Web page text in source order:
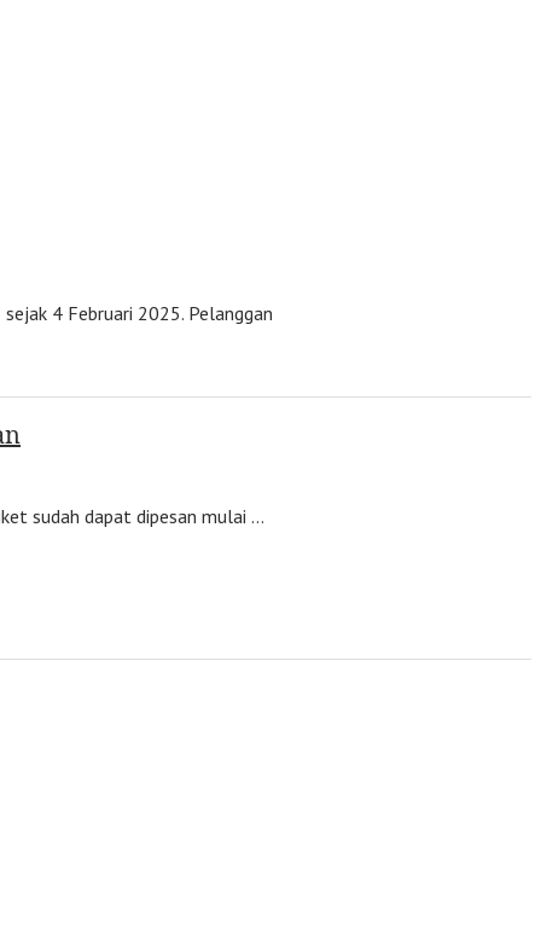
4 Februari 2025. Pelanggan
sudah dapat dipesan mulai …